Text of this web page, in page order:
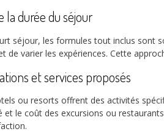
durée du séjour
séjour, les formules tout inclus sont
de varier les expériences. Cette
et services proposés
ou resorts offrent des activités
et le coût des excursions ou